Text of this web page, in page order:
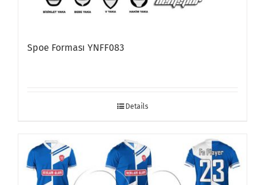
Spoe Forması YNFF083
Details